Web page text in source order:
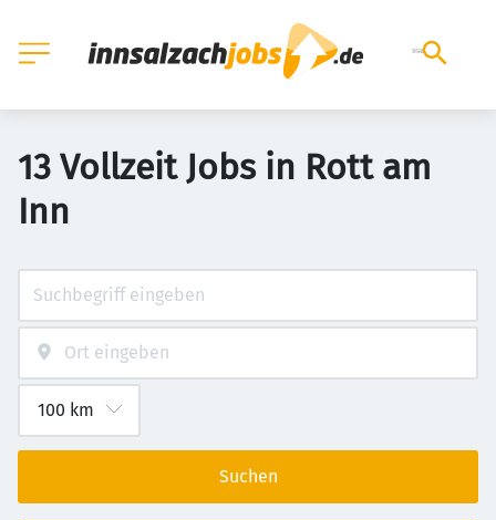
13 Vollzeit Jobs in Rott am
Inn
Suchen